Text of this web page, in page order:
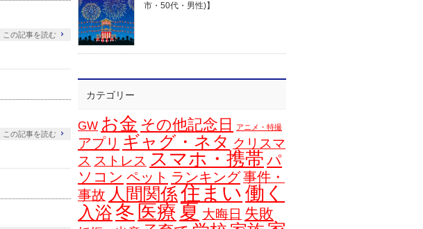
この記事を読む
この記事を読む
市・50代・男性)】
カテゴリー
GW お金 その他記念日 アニメ・特撮
アプリ ギャグ・ネタ クリスマ
ス ストレス スマホ・携帯 パ
ソコン ペット ランキング事件・
事故 人間関係住まい働く
入浴 冬 医療夏 大晦日 失敗